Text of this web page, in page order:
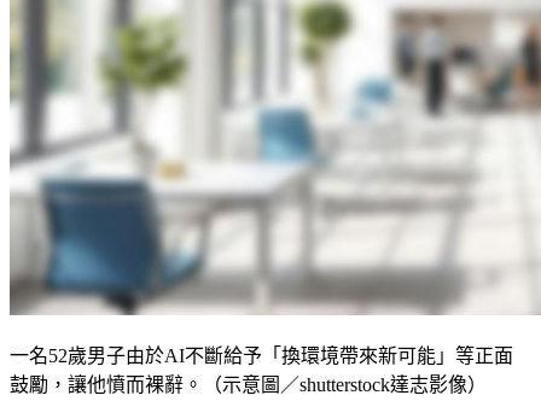
鼓勵，讓他憤而裸辭。（示意圖／shutterstock達志影像）